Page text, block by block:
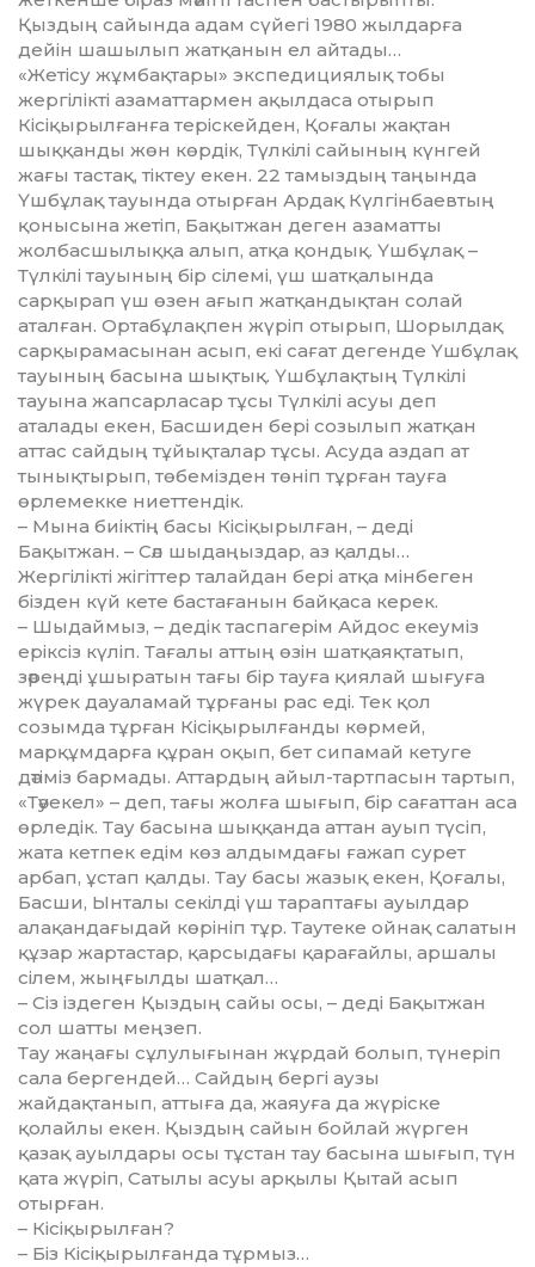
Қыздың сайында адам сүйегі 1980 жылдарға
дейін шашылып жатқанын ел айтады…
«Жетісу жұмбақтары» экс­пе­ди­ция­­лық тобы
жергілікті азамат­тар­мен ақылдаса отырып
Кісіқырыл­ғанға теріскейден, Қоғалы жақтан
шыққанды жөн көрдік, Түлкілі сайы­ның күнгей
жағы тастақ, тіктеу екен. 22 тамыздың таңында
Үшбұлақ тауында отырған Ардақ Күлгінбаевтың
қонысына жетіп, Бақытжан деген азаматты
жолбас­шылыққа алып, атқа қондық. Үш­бұлақ –
Түлкілі тауының бір сілемі, үш шатқалында
сарқырап үш өзен ағып жатқандықтан солай
аталған. Ортабұлақпен жүріп отырып, Шо­рыл­дақ
сарқырамасынан асып, екі сағат дегенде Үшбұлақ
тауының басына шықтық. Үшбұлақтың Түлкілі
тауына жапсарласар тұсы Түлкілі асуы деп
аталады екен, Басшиден бері созылып жатқан
аттас сайдың тұйықталар тұсы. Асуда аздап ат
тынықтырып, төбемізден төніп тұрған тауға
өрлемекке ниеттендік.
– Мына биіктің басы Кісіқы­рылған, – деді
Бақытжан. – Сәл шыдаңыздар, аз қалды…
Жергілікті жігіттер талайдан бері атқа мінбеген
бізден күй кете бастағанын байқаса керек.
– Шыдаймыз, – дедік таспаге­рім Айдос екеуміз
еріксіз күліп. Тағалы аттың өзін шатқаяқтатып,
зәреңді ұшыратын тағы бір тауға қия­лай шығуға
жүрек дауаламай тұрғаны рас еді. Тек қол
созымда тұрған Кісіқырылғанды көрмей,
марқұмдарға құран оқып, бет сипамай кетуге
дәтіміз бармады. Аттардың айыл-тартпасын тартып,
«Тәуекел» – деп, тағы жолға шы­ғып, бір сағаттан аса
өрледік. Тау басына шыққанда аттан ауып түсіп,
жата кетпек едім көз ал­дым­дағы ғажап сурет
арбап, ұстап қалды. Тау басы жазық екен, Қоғалы,
Басши, Ынталы секілді үш тараптағы ауылдар
алақандағыдай көрініп тұр. Таутеке ойнақ салатын
құзар жартастар, қарсыдағы қарағайлы, аршалы
сілем, жыңғыл­ды шатқал…
– Сіз іздеген Қыздың сайы осы, – деді Бақытжан
сол шатты меңзеп.
Тау жаңағы сұлулығынан жұр­дай болып, түнеріп
сала бергендей… Сайдың бергі аузы
жайдақтанып, аттыға да, жаяуға да жүріске
қолайлы екен. Қыздың сайын бойлай жүрген
қазақ ауылдары осы тұстан тау ба­сына шығып, түн
қата жүріп, Сатылы асуы арқылы Қытай асып
отырған.
– Кісіқырылған?
– Біз Кісіқырылғанда тұр­мыз…